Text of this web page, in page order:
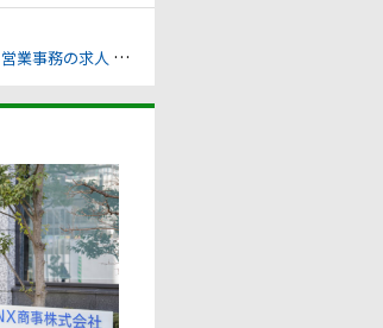
業事務の求人 総務・人事の求人